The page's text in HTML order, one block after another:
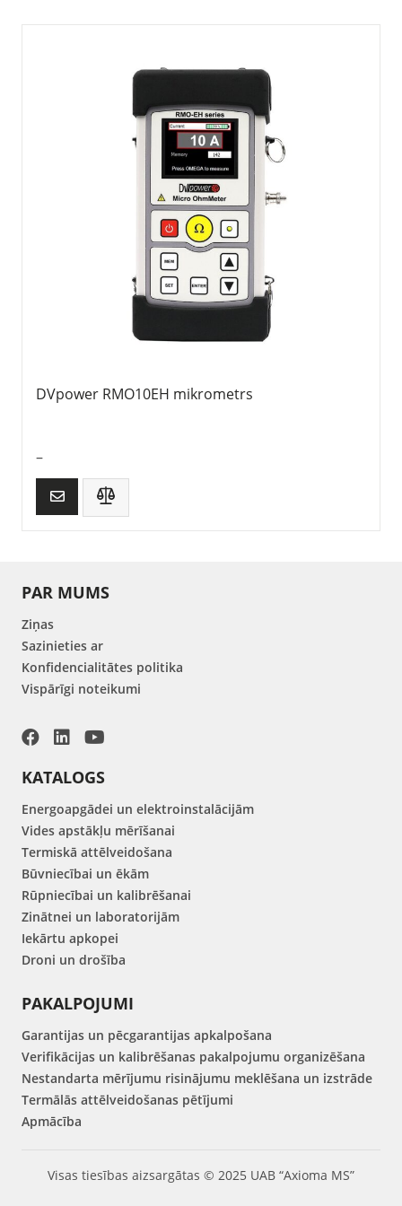
DVpower RMO10EH mikrometrs
–
PAR MUMS
Ziņas
Sazinieties ar
Konfidencialitātes politika
Vispārīgi noteikumi
KATALOGS
Energoapgādei un elektroinstalācijām
Vides apstākļu mērīšanai
Termiskā attēlveidošana
Būvniecībai un ēkām
Rūpniecībai un kalibrēšanai
Zinātnei un laboratorijām
Iekārtu apkopei
Droni un drošība
PAKALPOJUMI
Garantijas un pēcgarantijas apkalpošana
Verifikācijas un kalibrēšanas pakalpojumu organizēšana
Nestandarta mērījumu risinājumu meklēšana un izstrāde
Termālās attēlveidošanas pētījumi
Apmācība
Visas tiesības aizsargātas © 2025 UAB “Axioma MS”